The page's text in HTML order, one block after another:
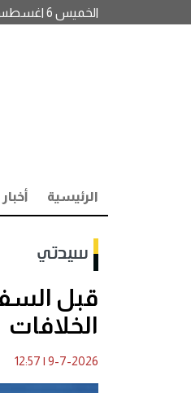
الخميس 6 اغسطس 2026
الرئيسية أخبار
سيدتي
قبل
الخلافات
9-7-2026
|
12:57